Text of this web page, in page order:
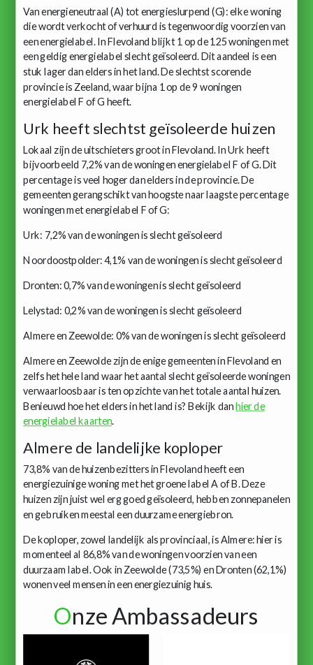
Van energieneutraal (A) tot energieslurpend (G): elke woning
die wordt verkocht of verhuurd is tegenwoordig voorzien van
een energielabel. In Flevoland blijkt 1 op de 125 woningen met
een geldig energielabel slecht geïsoleerd. Dit aandeel is een
stuk lager dan elders in het land. De slechtst scorende
provincie is Zeeland, waar bijna 1 op de 9 woningen
energielabel F of G heeft.
Urk heeft slechtst geïsoleerde huizen
Lokaal zijn de uitschieters groot in Flevoland. In Urk heeft
bijvoorbeeld 7,2% van de woningen energielabel F of G. Dit
percentage is veel hoger dan elders in de provincie. De
gemeenten gerangschikt van hoogste naar laagste percentage
woningen met energielabel F of G:
Urk: 7,2% van de woningen is slecht geïsoleerd
Noordoostpolder: 4,1% van de woningen is slecht geïsoleerd
Dronten: 0,7% van de woningen is slecht geïsoleerd
Lelystad: 0,2% van de woningen is slecht geïsoleerd
Almere en Zeewolde: 0% van de woningen is slecht geïsoleerd
Almere en Zeewolde zijn de enige gemeenten in Flevoland en
zelfs het hele land waar het aantal slecht geïsoleerde woningen
verwaarloosbaar is ten opzichte van het totale aantal huizen.
Benieuwd hoe het elders in het land is? Bekijk danhier de
energielabel kaarten.
Almere de landelijke koploper
73,8% van de huizenbezitters in Flevoland heeft een
energiezuinige woning met het groene label A of B. Deze
huizen zijn juist wel erg goed geïsoleerd, hebben zonnepanelen
en gebruiken meestal een duurzame energiebron.
De koploper, zowel landelijk als provinciaal, is Almere: hier is
momenteel al 86,8% van de woningen voorzien van een
duurzaam label. Ook in Zeewolde (73,5%) en Dronten (62,1%)
wonen veel mensen in een energiezuinig huis.
Onze Ambassadeurs